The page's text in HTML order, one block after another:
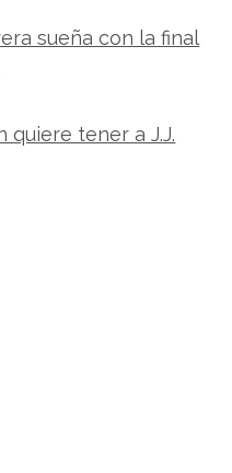
sueña con la final
quiere tener a J.J.